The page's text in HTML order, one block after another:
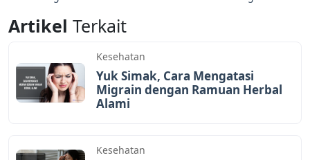
Penyakit Serius?
Artikel Terkait
Kesehatan
Yuk Simak, Cara Mengatasi
Migrain dengan Ramuan Herbal
Alami
Kesehatan